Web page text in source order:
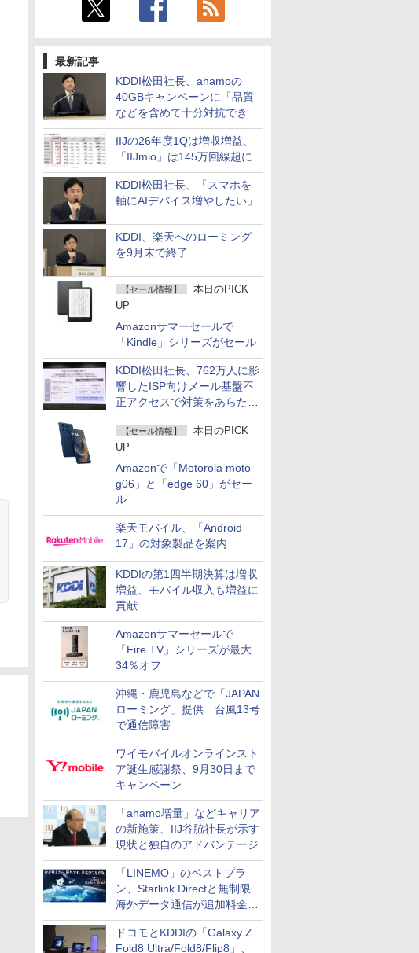
最新記事
KDDI松田社長、ahamoの
40GBキャンペーンに「品質
などを含めて十分対抗でき
る」
IIJの26年度1Qは増収増益、
「IIJmio」は145万回線超に
KDDI松田社長、「スマホを
軸にAIデバイス増やしたい」
KDDI、楽天へのローミング
を9月末で終了
【セール情報】
本日のPICK
UP
Amazonサマーセールで
「Kindle」シリーズがセール
KDDI松田社長、762万人に影
響したISP向けメール基盤不
正アクセスで対策をあらため
て説明
【セール情報】
本日のPICK
UP
Amazonで「Motorola moto
g06」と「edge 60」がセー
ル
楽天モバイル、「Android
17」の対象製品を案内
KDDIの第1四半期決算は増収
増益、モバイル収入も増益に
貢献
Amazonサマーセールで
「Fire TV」シリーズが最大
34％オフ
沖縄・鹿児島などで「JAPAN
ローミング」提供 台風13号
で通信障害
ワイモバイルオンラインスト
ア誕生感謝祭、9月30日まで
キャンペーン
「ahamo増量」などキャリア
の新施策、IIJ谷脇社長が示す
現状と独自のアドバンテージ
「LINEMO」のベストプラ
ン、Starlink Directと無制限
海外データ通信が追加料金な
しに
ドコモとKDDIの「Galaxy Z
Fold8 Ultra/Fold8/Flip8」、